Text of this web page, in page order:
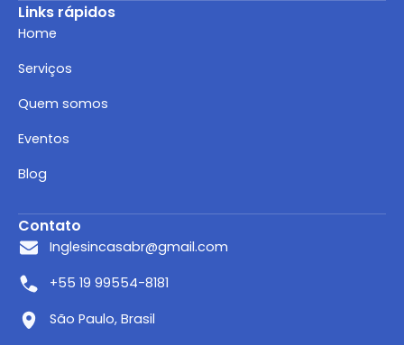
Links rápidos
Home
Serviços
Quem somos
Eventos
Blog
Contato
Inglesincasabr@gmail.com
+55 19 99554-8181
São Paulo, Brasil